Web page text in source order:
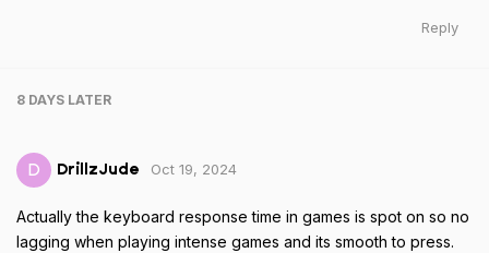
Reply
8 DAYS LATER
D DrillzJude Oct 19, 2024
Actually the keyboard response time in games is spot on so no
lagging when playing intense games and its smooth to press.